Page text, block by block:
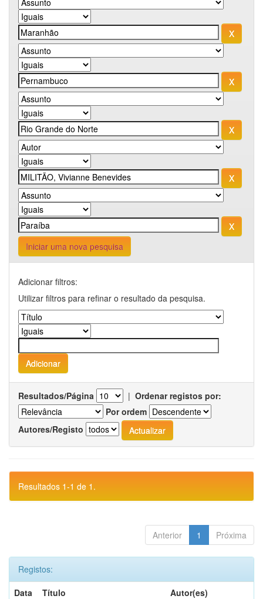
Iniciar uma nova pesquisa
Adicionar filtros:
Utilizar filtros para refinar o resultado da pesquisa.
Resultados/Página | Ordenar registos por:
Por ordem
Autores/Registo
Resultados 1-1 de 1.
Anterior 1 Próxima
Registos:
Data
Título
Autor(es)